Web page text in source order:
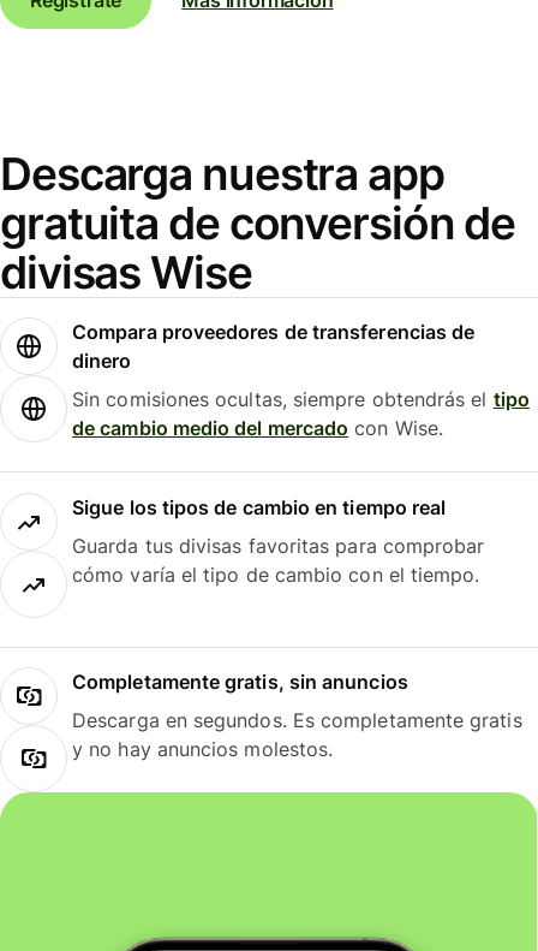
Descarga nuestra app
gratuita de conversión de
divisas Wise
Compara proveedores de transferencias de
dinero
Sin comisiones ocultas, siempre obtendrás el tipo
de cambio medio del mercado con Wise.
Sigue los tipos de cambio en tiempo real
Guarda tus divisas favoritas para comprobar
cómo varía el tipo de cambio con el tiempo.
Completamente gratis, sin anuncios
Descarga en segundos. Es completamente gratis
y no hay anuncios molestos.